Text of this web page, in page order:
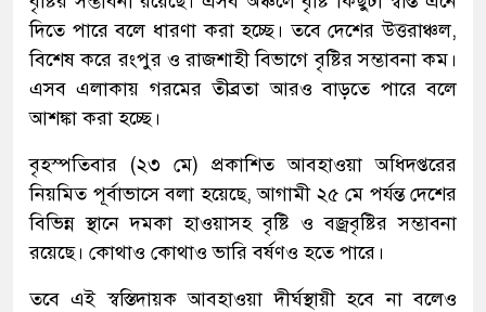
দিতে পারে বলে ধারণা করা হচ্ছে। তবে দেশের উত্তরাঞ্চল,
বিশেষ করে রংপুর ও রাজশাহী বিভাগে বৃষ্টির সম্ভাবনা কম।
এসব এলাকায় গরমের তীব্রতা আরও বাড়তে পারে বলে
আশঙ্কা করা হচ্ছে।
বৃহস্পতিবার (২৩ মে) প্রকাশিত আবহাওয়া অধিদপ্তরের
নিয়মিত পূর্বাভাসে বলা হয়েছে, আগামী ২৫ মে পর্যন্ত দেশের
বিভিন্ন স্থানে দমকা হাওয়াসহ বৃষ্টি ও বজ্রবৃষ্টির সম্ভাবনা
রয়েছে। কোথাও কোথাও ভারি বর্ষণও হতে পারে।
তবে এই স্বস্তিদায়ক আবহাওয়া দীর্ঘস্থায়ী হবে না বলেও